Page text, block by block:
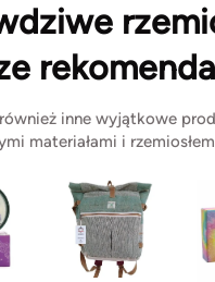
inne wyjątkowe
materiałami i